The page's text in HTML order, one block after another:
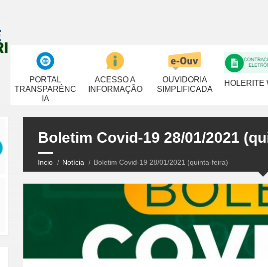
PORTAL
TRANSPARÊNC
IA
ACESSO A
INFORMAÇÃO
OUVIDORIA
SIMPLIFICADA
HOLERITE
Boletim Covid-19 28/01/2021
Incio Notícia Boletim Covid-19 28/01/2021 (quinta-feira)